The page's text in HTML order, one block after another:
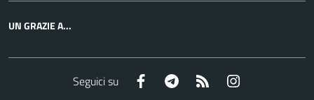
UN GRAZIE A...
Seguici su Facebook Telegram RSS